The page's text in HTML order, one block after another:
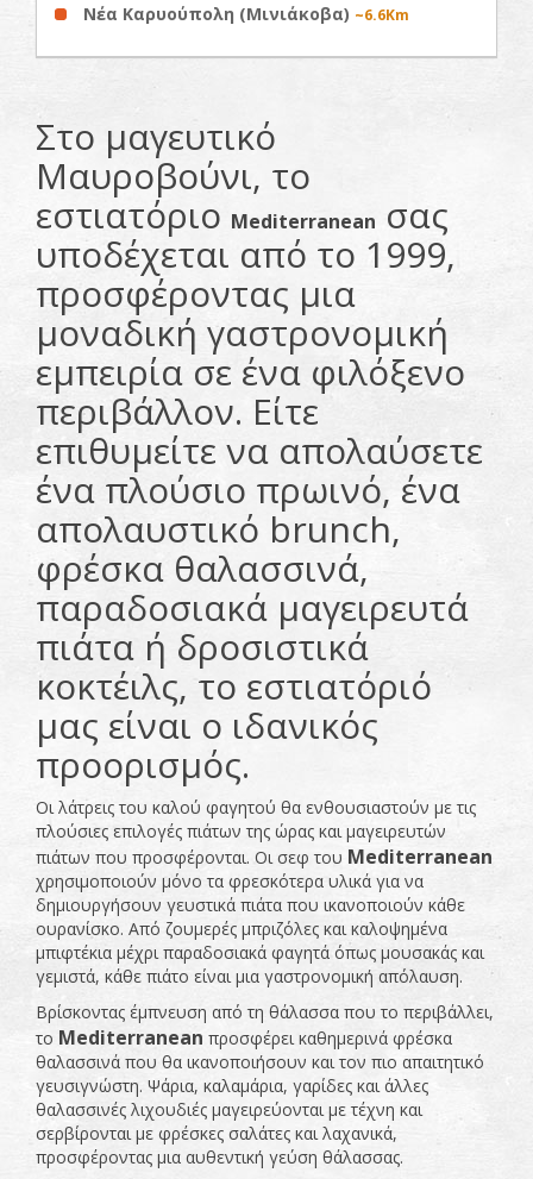
Νέα Καρυούπολη (Μινιάκοβα) ~6.6Km
Στο μαγευτικό
Μαυροβούνι, το
εστιατόριο Mediterranean σας
υποδέχεται από το 1999,
προσφέροντας μια
μοναδική γαστρονομική
εμπειρία σε ένα φιλόξενο
περιβάλλον. Είτε
επιθυμείτε να απολαύσετε
ένα πλούσιο πρωινό, ένα
απολαυστικό brunch,
φρέσκα θαλασσινά,
παραδοσιακά μαγειρευτά
πιάτα ή δροσιστικά
κοκτέιλς, το εστιατόριό
μας είναι ο ιδανικός
προορισμός.
Οι λάτρεις του καλού φαγητού θα ενθουσιαστούν με τις
πλούσιες επιλογές πιάτων της ώρας και μαγειρευτών
πιάτων που προσφέρονται. Οι σεφ του Mediterranean
χρησιμοποιούν μόνο τα φρεσκότερα υλικά για να
δημιουργήσουν γευστικά πιάτα που ικανοποιούν κάθε
ουρανίσκο. Από ζουμερές μπριζόλες και καλοψημένα
μπιφτέκια μέχρι παραδοσιακά φαγητά όπως μουσακάς και
γεμιστά, κάθε πιάτο είναι μια γαστρονομική απόλαυση.
Βρίσκοντας έμπνευση από τη θάλασσα που το περιβάλλει,
το Mediterranean προσφέρει καθημερινά φρέσκα
θαλασσινά που θα ικανοποιήσουν και τον πιο απαιτητικό
γευσιγνώστη. Ψάρια, καλαμάρια, γαρίδες και άλλες
θαλασσινές λιχουδιές μαγειρεύονται με τέχνη και
σερβίρονται με φρέσκες σαλάτες και λαχανικά,
προσφέροντας μια αυθεντική γεύση θάλασσας.